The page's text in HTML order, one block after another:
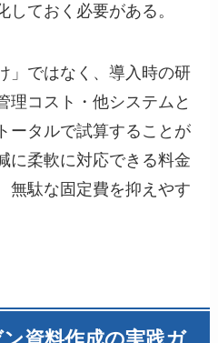
ておく必要がある。
」ではなく、導入時の研
理コスト・他システムと
ータルで試算することが
に柔軟に対応できる料金
無駄な固定費を抑えやす